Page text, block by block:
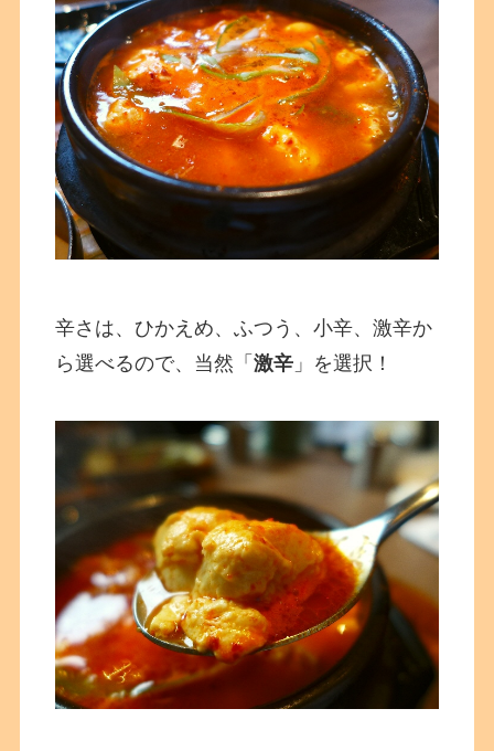
辛さは、ひかえめ、ふつう、小辛、激辛か
ら選べるので、当然「激辛 」を選択！